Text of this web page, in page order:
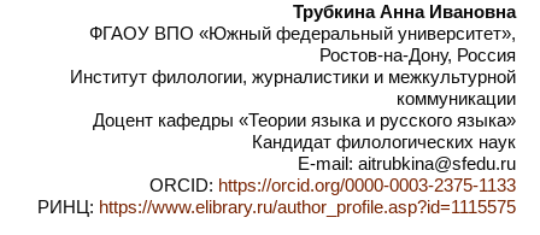
Трубкина Анна Ивановна
ФГАОУ ВПО «Южный федеральный университет»,
Ростов-на-Дону, Россия
Институт филологии, журналистики и межкультурной
коммуникации
Доцент кафедры «Теории языка и русского языка»
Кандидат филологических наук
E-mail: aitrubkina@sfedu.ru
ORCID: https://orcid.org/0000-0003-2375-1133
РИНЦ: https://www.elibrary.ru/author_profile.asp?id=1115575